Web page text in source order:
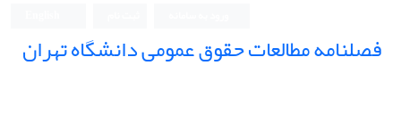
فصلنامه مطالعات حقوق عمومی دانشگاه تهران